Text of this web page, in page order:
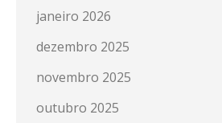
janeiro 2026
dezembro 2025
novembro 2025
outubro 2025